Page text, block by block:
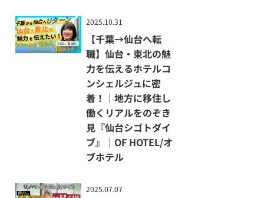
ています。
社長が一番大切にしているのは
業務を通して社員自身の成長に
つなげてもらうため、資格取得
支援や、社員が本当にやりたい
ことへの挑戦も後押ししていま
今後求める人材については、仙
2025.10.31
【千葉→仙台へ転
職】仙台・東北の魅
力を伝えるホテルコ
ンシェルジュに密
着！｜地方に移住し
働くリアルをのぞき
見『仙台シゴトダイ
ブ』｜OF HOTEL/オ
ブホテル
2025.07.07